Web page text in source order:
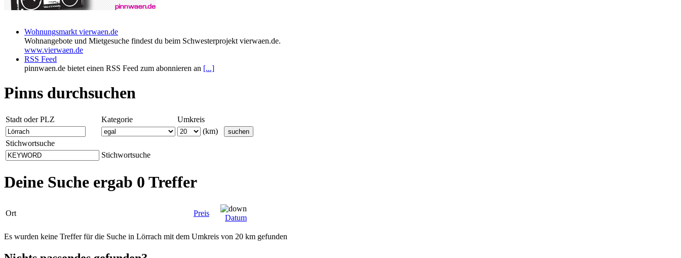
Wohnungsmarkt vierwaen.de
Wohnangebote und Mietgesuche findest du beim Schwesterprojekt vierwaen.de.
www.vierwaen.de
RSS Feed
pinnwaen.de bietet einen RSS Feed zum abonnieren an [...]
Pinns durchsuchen
Stadt oder PLZ Kategorie
Umkreis
(km)
Stichwortsuche
Stichwortsuche
Deine Suche ergab 0 Treffer
Ort Preis
Datum
Es wurden keine Treffer für die Suche in Lörrach mit dem Umkreis von 20 km gefunden